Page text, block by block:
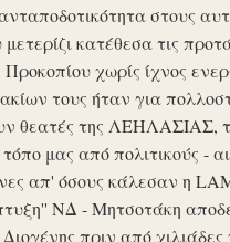
στους
κατέθεσα τις
χωρίς ίχνος
τους ήταν για
θεατές της ΛΕΗΛΑΣΙΑΣ,
μας από πολιτικούς -
απ' όσους κάλεσαν η
ΝΔ - Μητσοτάκη
πριν από χιλιάδες